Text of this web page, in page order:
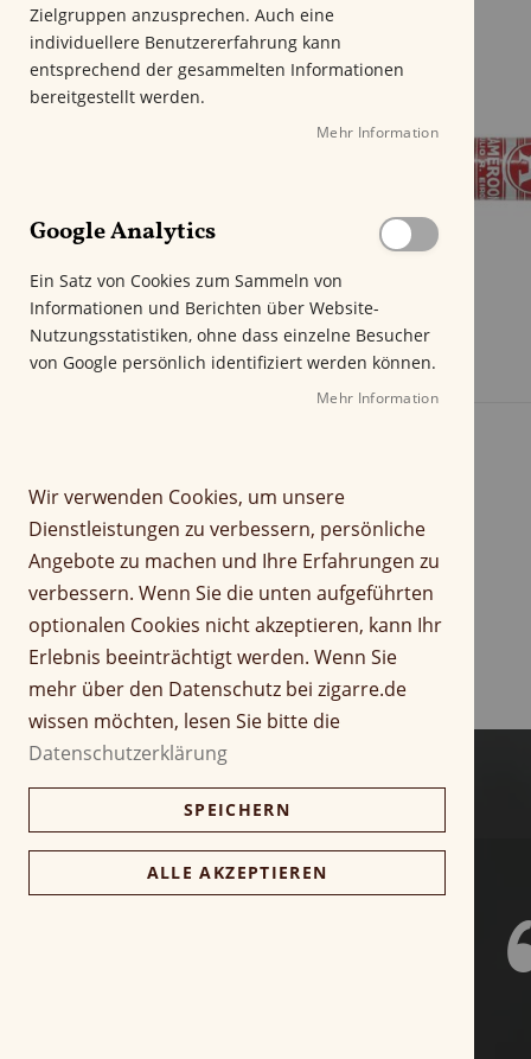
E
n
d
e
i
d
g
a
l
s
p
r
n
g
e
n
Z
u
A
n
f
a
g
d
r
i
Zielgruppen anzusprechen. Auch eine
individuellere Benutzererfahrung kann
entsprechend der gesammelten Informationen
bereitgestellt werden.
Mehr Information
Google Analytics
Ein Satz von Cookies zum Sammeln von
Informationen und Berichten über Website-
Nutzungsstatistiken, ohne dass einzelne Besucher
von Google persönlich identifiziert werden können.
Mehr Information
Wir verwenden Cookies, um unsere
Dienstleistungen zu verbessern, persönliche
Angebote zu machen und Ihre Erfahrungen zu
verbessern. Wenn Sie die unten aufgeführten
optionalen Cookies nicht akzeptieren, kann Ihr
Erlebnis beeinträchtigt werden. Wenn Sie
mehr über den Datenschutz bei zigarre.de
wissen möchten, lesen Sie bitte die
Datenschutzerklärung
SPEICHERN
ALLE AKZEPTIEREN